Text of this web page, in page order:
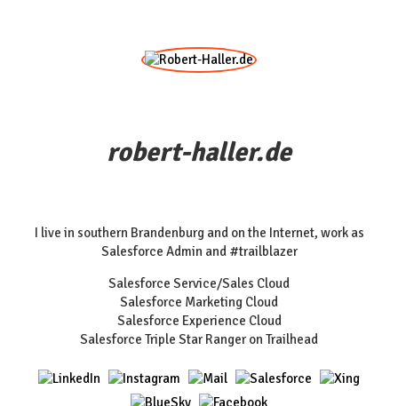
robert-haller.de
I live in southern Brandenburg and on the Internet, work as
Salesforce Admin and #trailblazer
Salesforce Service/Sales Cloud
Salesforce Marketing Cloud
Salesforce Experience Cloud
Salesforce Triple Star Ranger on Trailhead